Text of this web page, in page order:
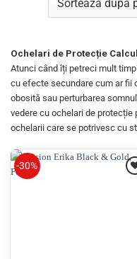
Ochelari de Protecție
Atunci când îți petreci mult
cu efecte secundare cum ar fii
obosită sau perturbarea
vedere cu ochelari de
ochelarii care se potrivesc cu
-30%